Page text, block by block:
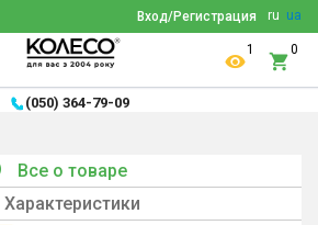
ru ua
Вход/Регистрация
1 0
(050) 364-79-09
Все о товаре
Характеристики